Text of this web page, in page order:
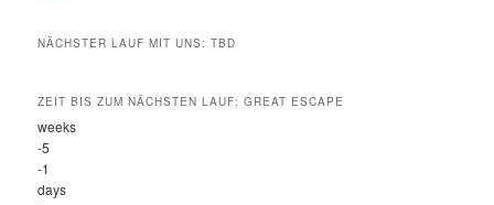
NÄCHSTER LAUF MIT UNS: TBD
ZEIT BIS ZUM NÄCHSTEN LAUF: GREAT ESCAPE
weeks
-5
-1
days